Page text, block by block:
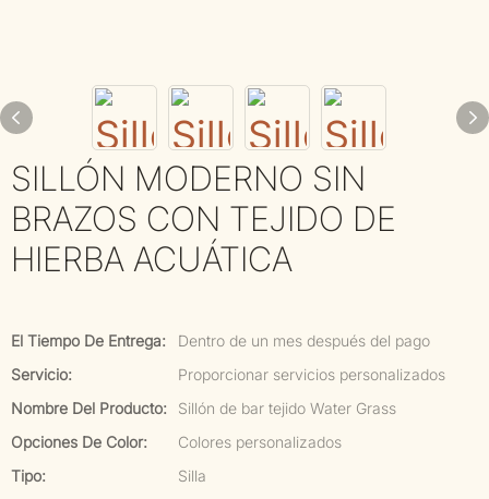
SILLÓN MODERNO SIN
BRAZOS CON TEJIDO DE
HIERBA ACUÁTICA
El Tiempo De Entrega:
Dentro de un mes después del pago
Servicio:
Proporcionar servicios personalizados
Nombre Del Producto:
Sillón de bar tejido Water Grass
Opciones De Color:
Colores personalizados
Tipo:
Silla